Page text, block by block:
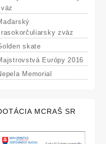
zväz
skate
Európy 2016
Memorial
MCRAŠ SR